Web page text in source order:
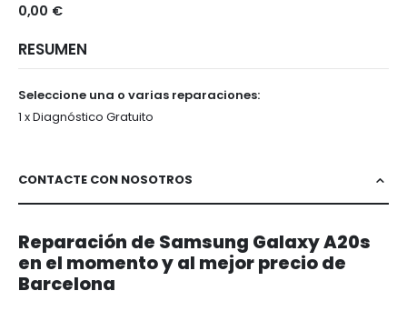
0,00 €
RESUMEN
Seleccione una o varias reparaciones:
1 x Diagnóstico Gratuito
CONTACTE CON NOSOTROS
Reparación de Samsung Galaxy A20s
en el momento y al mejor precio de
Barcelona